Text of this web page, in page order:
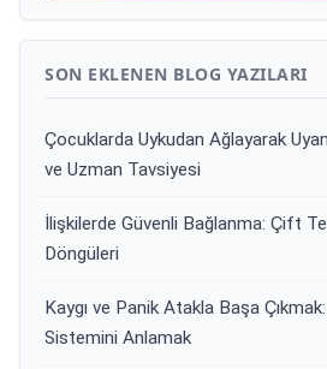
SON EKLENEN BLOG YAZILARI
Çocuklarda Uykudan Ağlayarak
ve Uzman Tavsiyesi
İlişkilerde Güvenli Bağlanma: Çift
Döngüleri
Kaygı ve Panik Atakla Başa
Sistemini Anlamak